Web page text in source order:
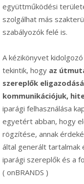
együttműködési
szolgálhat más
szabályozók felé is.
A kézikönyvet
tekintik, hogy az
szereplők
kommunikációjuk,
iparági felhasználása
egyetért abban, hogy
rögzítése, annak
által generált tartalmak
iparági szereplők és a
( onBRANDS )